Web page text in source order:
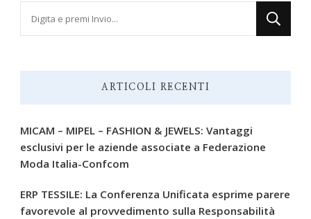
ARTICOLI RECENTI
MICAM – MIPEL – FASHION & JEWELS: Vantaggi
esclusivi per le aziende associate a Federazione
Moda Italia-Confcom
ERP TESSILE: La Conferenza Unificata esprime parere
favorevole al provvedimento sulla Responsabilità